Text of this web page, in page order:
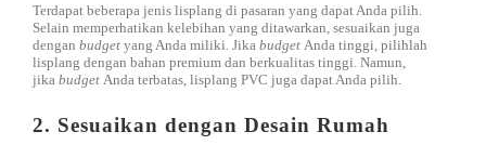
Terdapat beberapa jenis lisplang di pasaran yang dapat Anda pilih.
Selain memperhatikan kelebihan yang ditawarkan, sesuaikan juga
dengan budget yang Anda miliki. Jika budget Anda tinggi, pilihlah
lisplang dengan bahan premium dan berkualitas tinggi. Namun,
jika budget Anda terbatas, lisplang PVC juga dapat Anda pilih.
2. Sesuaikan dengan Desain Rumah